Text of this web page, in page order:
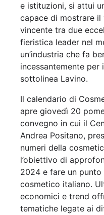
e istituzioni, si attui
capace di mostrare
vincente tra due
fieristica leader nel
un’industria che fa
incessantemente per
sottolinea Lavino.
Il calendario di
apre giovedì 20
convegno in cui il
Andrea Positano,
numeri della
l’obiettivo di
2024 e fare un punto
cosmetico italiano.
economici e trend
tematiche legate ai